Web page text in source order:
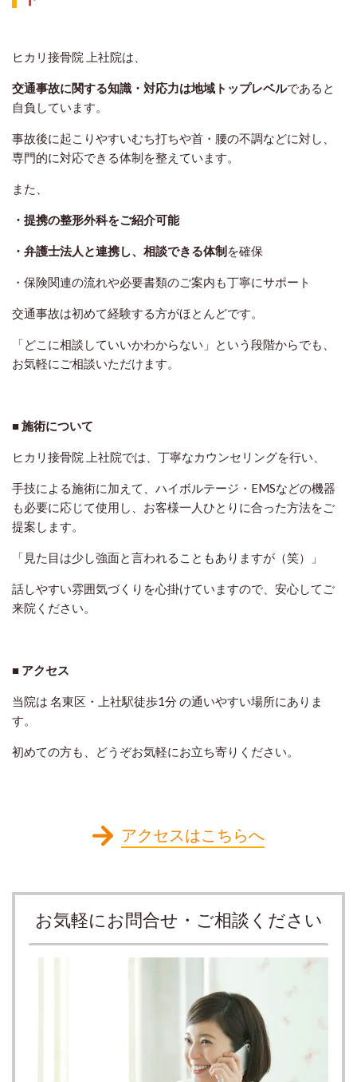
ヒカリ接骨院 上社院は、
交通事故に関する知識・対応力は地域トップレベルであると
自負しています。
事故後に起こりやすいむち打ちや首・腰の不調などに対し、
専門的に対応できる体制を整えています。
また、
・提携の整形外科をご紹介可能
・弁護士法人と連携し、相談できる体制を確保
・保険関連の流れや必要書類のご案内も丁寧にサポート
交通事故は初めて経験する方がほとんどです。
「どこに相談していいかわからない」という段階からでも、
お気軽にご相談いただけます。
■ 施術について
ヒカリ接骨院 上社院では、丁寧なカウンセリングを行い、
手技による施術に加えて、ハイボルテージ・EMSなどの機器
も必要に応じて使用し、お客様一人ひとりに合った方法をご
提案します。
「見た目は少し強面と言われることもありますが（笑）」
話しやすい雰囲気づくりを心掛けていますので、安心してご
来院ください。
■ アクセス
当院は 名東区・上社駅徒歩1分 の通いやすい場所にありま
す。
初めての方も、どうぞお気軽にお立ち寄りください。
アクセスはこちらへ
お気軽にお問合せ・ご相談ください